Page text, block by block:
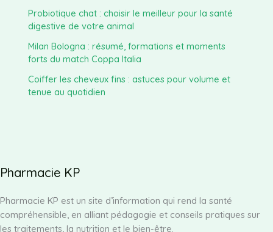
Probiotique chat : choisir le meilleur pour la santé
digestive de votre animal
Milan Bologna : résumé, formations et moments
forts du match Coppa Italia
Coiffer les cheveux fins : astuces pour volume et
tenue au quotidien
Pharmacie KP
Pharmacie KP est un site d’information qui rend la santé
compréhensible, en alliant pédagogie et conseils pratiques sur
les traitements, la nutrition et le bien-être.